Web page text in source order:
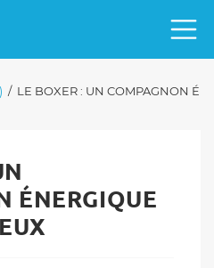
/ LE BOXER : UN COMPAGNON
ÉNERGIQUE